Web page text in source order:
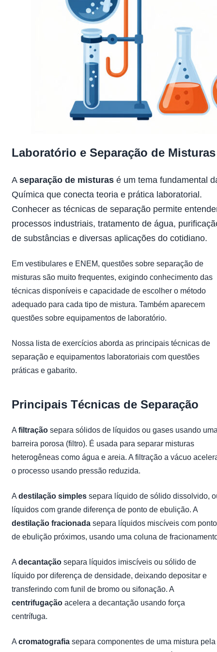
Laboratório e Separação de Misturas
A separação de misturas é um tema fundamental
Química que conecta teoria e prática laboratorial.
Conhecer as técnicas de separação permite
processos industriais, tratamento de água,
de substâncias e diversas aplicações do cotidiano.
Em vestibulares e ENEM, questões sobre separação de
misturas são muito frequentes, exigindo conhecimento das
técnicas disponíveis e capacidade de escolher o método
adequado para cada tipo de mistura. Também aparecem
questões sobre equipamentos de laboratório.
Nossa lista de exercícios aborda as principais técnicas de
separação e equipamentos laboratoriais com questões
práticas e gabarito.
Principais Técnicas de Separação
A filtração separa sólidos de líquidos ou gases usando
barreira porosa (filtro). É usada para separar misturas
heterogêneas como água e areia. A filtração a vácuo
o processo usando pressão reduzida.
A destilação simples separa líquido de sólido dissolvido,
líquidos com grande diferença de ponto de ebulição. A
destilação fracionada separa líquidos miscíveis com
de ebulição próximos, usando uma coluna de
A decantação separa líquidos imiscíveis ou sólido de
líquido por diferença de densidade, deixando depositar e
transferindo com funil de bromo ou sifonação. A
centrifugação acelera a decantação usando força
centrífuga.
A cromatografia separa componentes de uma mistura pela